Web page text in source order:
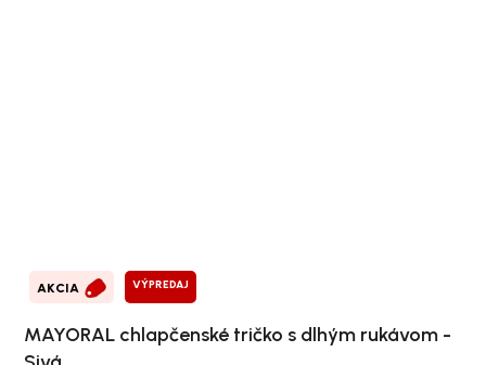
AKCIA VÝPREDAJ
MAYORAL chlapčenské tričko s dlhým rukávom -